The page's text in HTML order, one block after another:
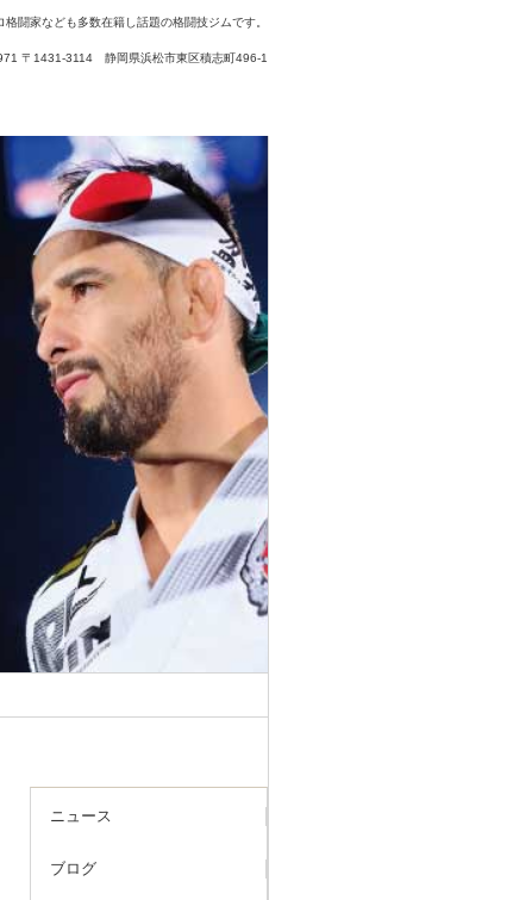
闘家なども多数在籍し話題の格闘技ジムです。
〒1431-3114 静岡県浜松市東区積志町496-1
ニュース
ブログ